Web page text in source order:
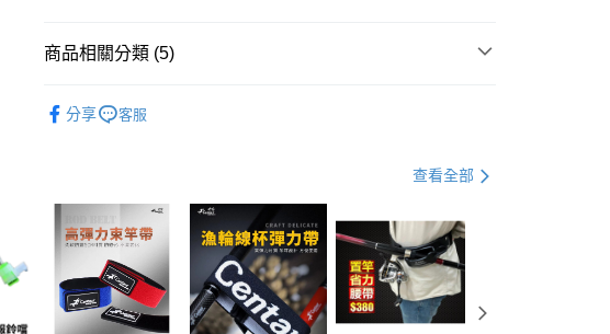
1.分期款項不併入電信帳單，「大哥付你分期」於每月結算日後寄送繳費提
帳／街口支付／iPASS MONEY」等通路繳費。
1.本服務係由「台灣大哥大股份有限公司」（以下簡稱本公司）所提供，讓
款買賣價金債權讓與本公司後，依約使用本公司帳單繳交帳款。
2.基於同意付款使用「大哥付你分期」之契約關係目的，商店將以您的個人
資料（包含姓名、電話或地址）提供予台灣大哥大進項蒐集、處理及利
用，由本公司與您本人進行分期帳單所需資料之確認、核對及更正。
3.完整用戶服務條款，請詳閱以下連結：https://oppay.tw/userRule
【「AFTEE先享後付」結帳流程】
２．訂單成立數日內，您將收到繳費通知簡訊。
※ 請注意：結帳手續完成當下不需立刻繳費，但若您需要取消訂單，請聯
※ 交易是否成功請以「AFTEE先享後付 」之結帳頁面顯示為準，若有關於
是否繳費成功／繳費後需取消欲退款等相關疑問，請聯繫「AFTEE先享後
付客戶支援中心」
https://netprotections.freshdesk.com/support/home
【注意事項】
運送方式
每筆NT$60，滿NT$1,200(含以上)免運費
7-11取貨付款
每筆NT$60，滿NT$1,200(含以上)免運費
付款後7-11取貨
商品相關分類 (5)
主題釣法專區 釣蝦裝備指南
首購、新手必購商品 釣蝦新手必購商品
分享 客服
查看全部